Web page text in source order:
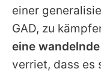
einer
GAD, zu
eine
verriet, dass es